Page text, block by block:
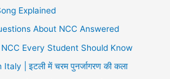
Explained
About NCC Answered
Every Student Should Know
| इटली में चरम पुनर्जागरण की कला